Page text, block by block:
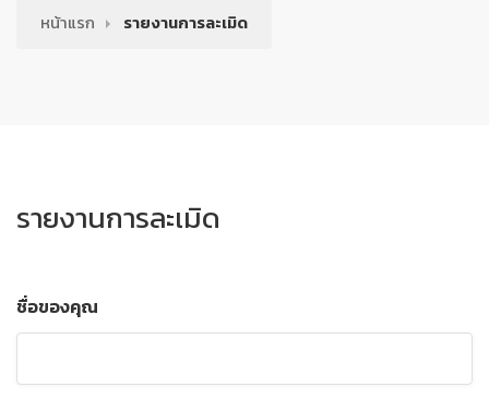
หน้าแรก รายงานการละเมิด
รายงานการละเมิด
ชื่อของคุณ